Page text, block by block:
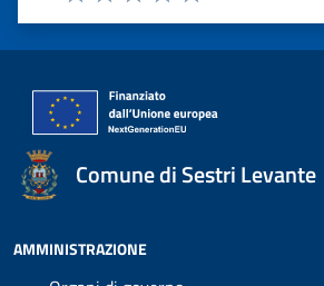
Valuta 5 stelle su 5
Valuta 4 stelle su 5
Valuta 3 stelle su 5
Valuta 2 stelle su 5
Valuta 1 stelle su 5
Comune di Sestri Levante
AMMINISTRAZIONE